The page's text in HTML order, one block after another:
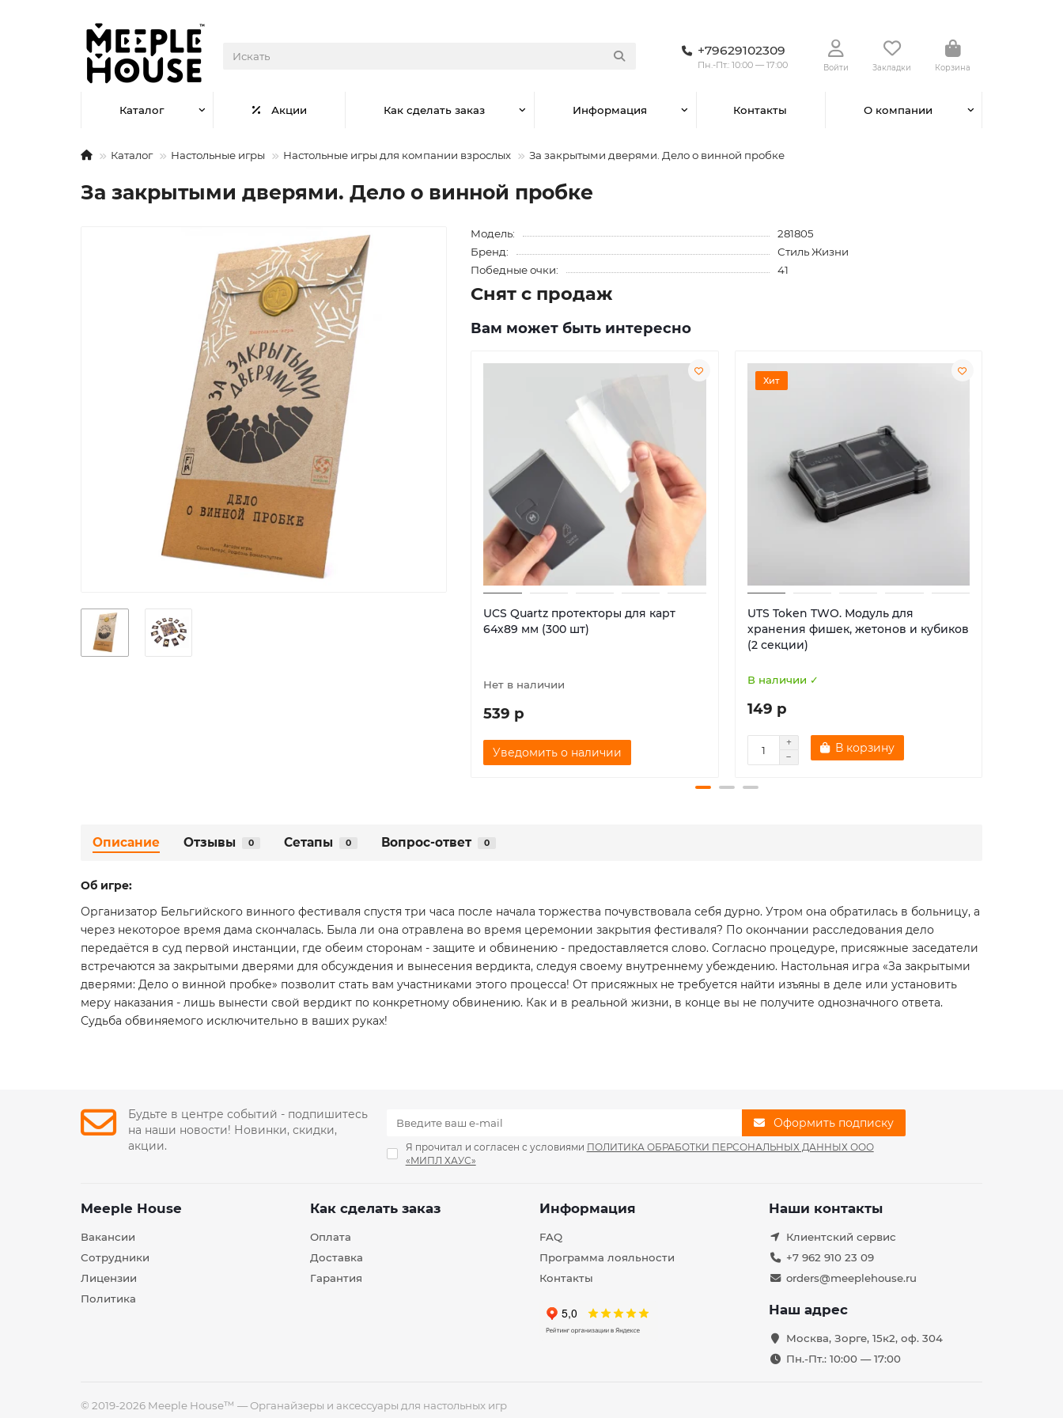
+79629102309
Пн.-Пт.: 10:00 — 17:00 Войти Закладки Корзина
Каталог Акции Как сделать заказ Информация Контакты О компании
Каталог Настольные игры Настольные игры для компании взрослых За закрытыми дверями. Дело о винной пробке
За закрытыми дверями. Дело о винной пробке
Модель:
281805
Бренд:
Стиль Жизни
Победные очки:
41
Снят с продаж
Вам может быть интересно
UCS Quartz протекторы для карт
64х89 мм (300 шт)
Нет в наличии
539 р
Уведомить о наличии
Хит
UTS Token TWO. Модуль для
хранения фишек, жетонов и кубиков
(2 секции)
В наличии ✓
149 р
В корзину
Описание Отзывы 0 Сетапы 0 Вопрос-ответ 0
Об игре:
Организатор Бельгийского винного фестиваля спустя три часа после начала торжества почувствовала себя дурно. Утром она обратилась в больницу, а
через некоторое время дама скончалась. Была ли она отравлена во время церемонии закрытия фестиваля? По окончании расследования дело
передаётся в суд первой инстанции, где обеим сторонам - защите и обвинению - предоставляется слово. Согласно процедуре, присяжные заседатели
встречаются за закрытыми дверями для обсуждения и вынесения вердикта, следуя своему внутреннему убеждению. Настольная игра «За закрытыми
дверями: Дело о винной пробке» позволит стать вам участниками этого процесса! От присяжных не требуется найти изъяны в деле или установить
меру наказания - лишь вынести свой вердикт по конкретному обвинению. Как и в реальной жизни, в конце вы не получите однозначного ответа.
Судьба обвиняемого исключительно в ваших руках!
Будьте в центре событий - подпишитесь
на наши новости! Новинки, скидки,
акции.
Оформить подписку
Я прочитал и согласен с условиями ПОЛИТИКА ОБРАБОТКИ ПЕРСОНАЛЬНЫХ ДАННЫХ ООО
«МИПЛ ХАУС»
Meeple House
Вакансии
Сотрудники
Лицензии
Политика
Как сделать заказ
Оплата
Доставка
Гарантия
Информация
FAQ
Программа лояльности
Контакты
Наши контакты
Клиентский сервис
+7 962 910 23 09
orders@meeplehouse.ru
Наш адрес
Москва, Зорге, 15к2, оф. 304
Пн.-Пт.: 10:00 — 17:00
© 2019-2026 Meeple House™ — Органайзеры и аксессуары для настольных игр